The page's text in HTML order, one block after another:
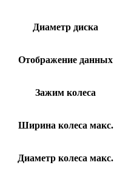
Диаметр диска
Отображение данных
Зажим колеса
Ширина колеса макс.
Диаметр колеса макс.